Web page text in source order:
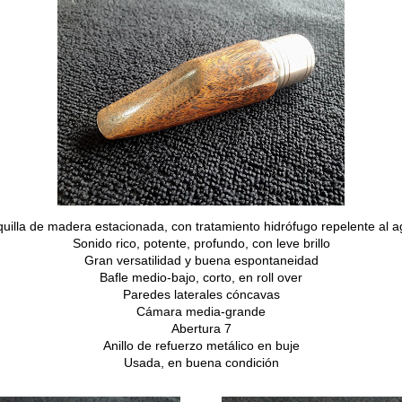
de madera estacionada, con tratamiento hidrófugo repelente al
Sonido rico, potente, profundo, con leve brillo
Gran versatilidad y buena espontaneidad
Bafle medio-bajo, corto, en roll over
Paredes laterales cóncavas
Cámara media-grande
Abertura 7
Anillo de refuerzo metálico en buje
Usada, en buena condición